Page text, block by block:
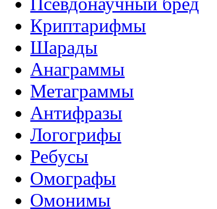
Криптарифмы
Шарады
Анаграммы
Метаграммы
Антифразы
Логогрифы
Ребусы
Омографы
Омонимы